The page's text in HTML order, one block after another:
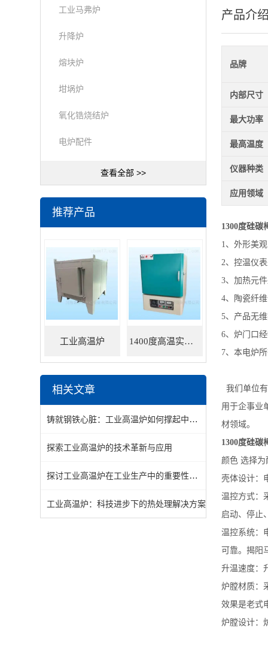
产品介绍
品牌
内部尺寸
最大功率
最高温度
仪器种类
应用领域
1300度硅碳
1、外形美
2、控温仪
3、加热元
4、陶瓷纤
5、产品无
6、炉门口
7、本电炉
我们单位
用于企事业
材领域。
1300度硅碳
颜色 选择为
壳体设计：
温控方式：
启动、停止
温控系统：
可靠。揭阳
升温速度：
炉膛材质：
效果是老式
炉膛设计：
工业马弗炉
升降炉
熔块炉
坩埚炉
氧化锆烧结炉
电炉配件
查看全部 >>
推荐产品
工业高温炉 1400度高温实验炉
相关文章
铸就钢铁心脏：工业高温炉如何撑起中国制造的“熔炉神话”？
探索工业高温炉的技术革新与应用
探讨工业高温炉在工业生产中的重要性和价值
工业高温炉：科技进步下的热处理解决方案